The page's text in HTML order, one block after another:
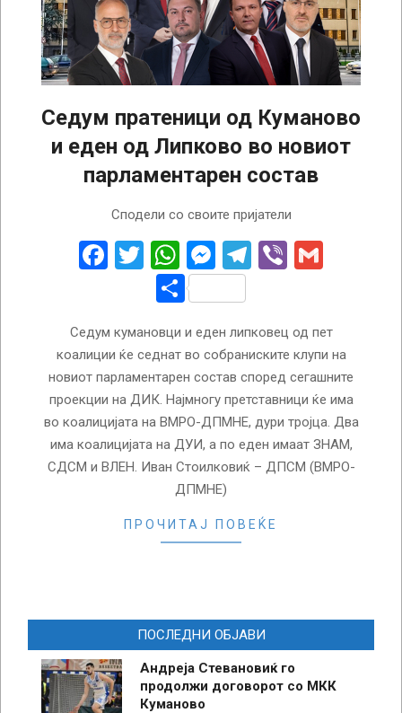
Седум пратеници од Куманово
и еден од Липково во новиот
парламентарен состав
Сподели со своите пријатели
Facebook
Twitter
WhatsApp
Messenger
Telegram
Viber
Share
Седум кумановци и еден липковец од пет
коалиции ќе седнат во собраниските клупи на
новиот парламентарен состав според сегашните
проекции на ДИК. Најмногу претставници ќе има
во коалицијата на ВМРО-ДПМНЕ, дури тројца. Два
има коалицијата на ДУИ, а по еден имаат ЗНАМ,
СДСМ и ВЛЕН. Иван Стоилковиќ – ДПСМ (ВМРО-
ДПМНЕ)
ПРОЧИТАЈ ПОВЕЌЕ
ПОСЛЕДНИ ОБЈАВИ
Андреја Стевановиќ го
продолжи договорот со МКК
Куманово